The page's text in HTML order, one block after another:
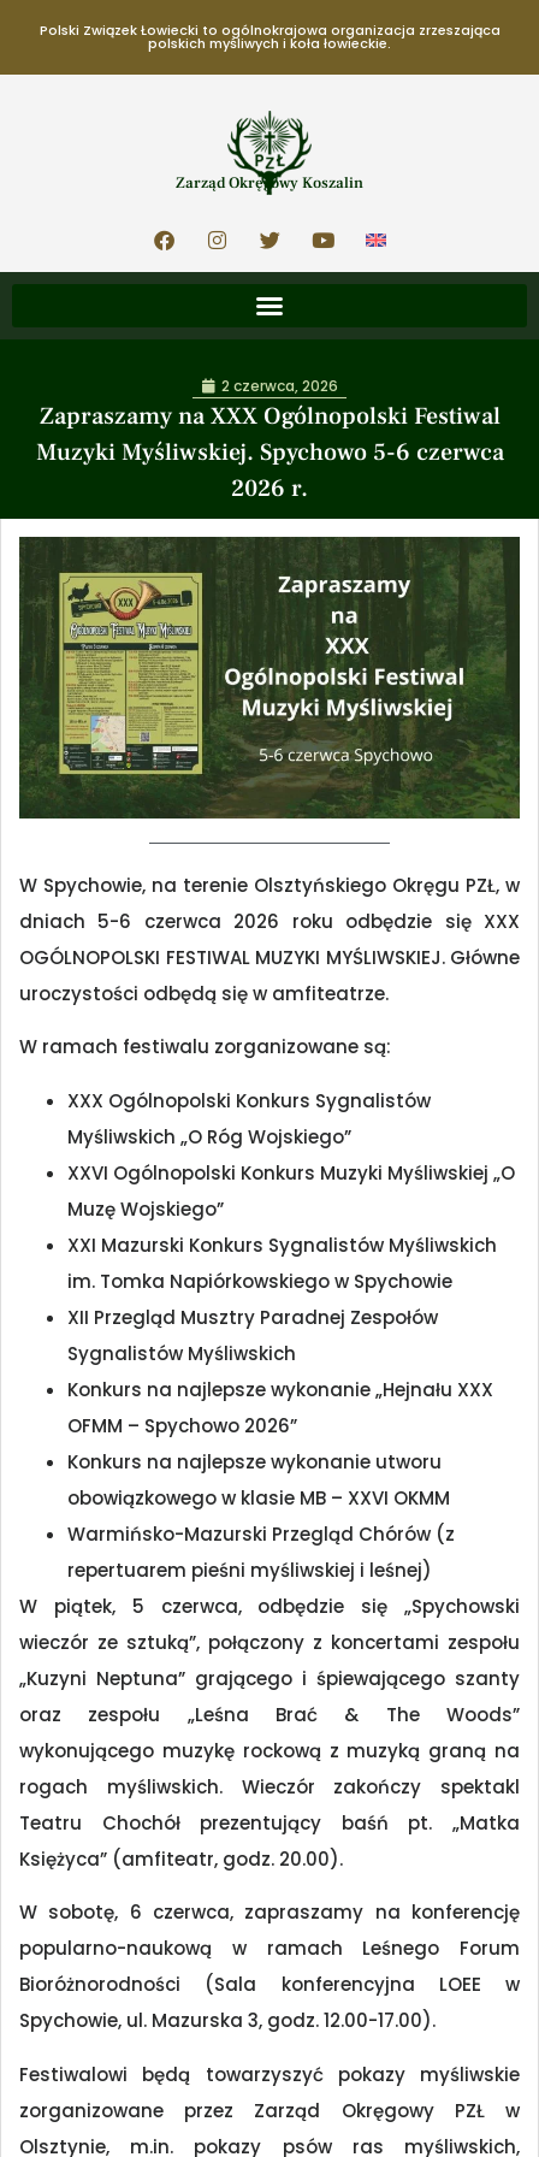
Polski Związek Łowiecki to ogólnokrajowa organizacja zrzeszająca
polskich myśliwych i koła łowieckie.
Zarząd Okręgowy Koszalin
Zapraszamy na XXX Ogólnopolski Festiwal
Muzyki Myśliwskiej. Spychowo 5-6 czerwca
2026 r.
2 czerwca, 2026
W Spychowie, na terenie Olsztyńskiego Okręgu PZŁ, w
dniach 5-6 czerwca 2026 roku odbędzie się XXX
OGÓLNOPOLSKI FESTIWAL MUZYKI MYŚLIWSKIEJ. Główne
uroczystości odbędą się w amfiteatrze.
W ramach festiwalu zorganizowane są:
XXX Ogólnopolski Konkurs Sygnalistów
Myśliwskich „O Róg Wojskiego”
XXVI Ogólnopolski Konkurs Muzyki Myśliwskiej „O
Muzę Wojskiego”
XXI Mazurski Konkurs Sygnalistów Myśliwskich
im. Tomka Napiórkowskiego w Spychowie
XII Przegląd Musztry Paradnej Zespołów
Sygnalistów Myśliwskich
Konkurs na najlepsze wykonanie „Hejnału XXX
OFMM – Spychowo 2026”
Konkurs na najlepsze wykonanie utworu
obowiązkowego w klasie MB – XXVI OKMM
Warmińsko-Mazurski Przegląd Chórów (z
repertuarem pieśni myśliwskiej i leśnej)
W piątek, 5 czerwca, odbędzie się „Spychowski
wieczór ze sztuką”, połączony z koncertami zespołu
„Kuzyni Neptuna” grającego i śpiewającego szanty
oraz zespołu „Leśna Brać & The Woods”
wykonującego muzykę rockową z muzyką graną na
rogach myśliwskich. Wieczór zakończy spektakl
Teatru Chochół prezentujący baśń pt. „Matka
Księżyca” (amfiteatr, godz. 20.00).
W sobotę, 6 czerwca, zapraszamy na konferencję
popularno-naukową w ramach Leśnego Forum
Bioróżnorodności (Sala konferencyjna LOEE w
Spychowie, ul. Mazurska 3, godz. 12.00-17.00).
Festiwalowi będą towarzyszyć pokazy myśliwskie
zorganizowane przez Zarząd Okręgowy PZŁ w
Olsztynie, m.in. pokazy psów ras myśliwskich,